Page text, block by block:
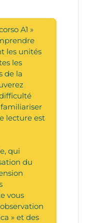
A1 »
les unités
les
de la
lecture est
qui
du
vous
» et des